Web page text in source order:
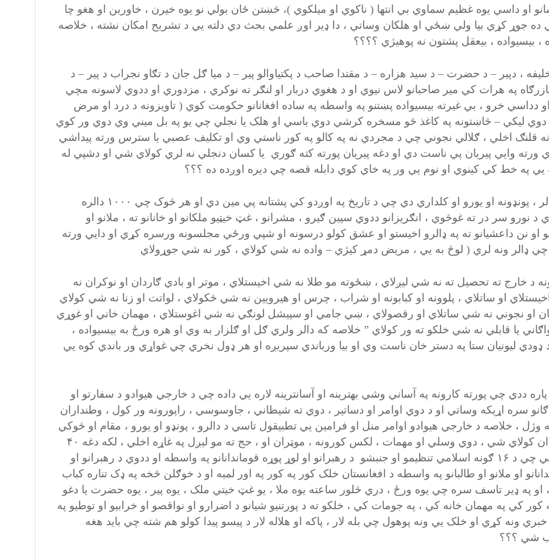
او داسي يوه غظيم سماوي بي انتها ( ناکوي او ميلکوي )، څښتن ځان بولي نو يوه خيرن ، خاورين او هغو چا
ده جوړ کړي بيا ولي ښځي او هلکان وساتي ، دا ډير اوږ علمي بحث دي دلته يي د تشريح امکان نشته ، خلاصه
، بيسيواده ، بيعقل پشتون نه پوهيژي ؟؟؟؟
، دپير – د حضرت – د سيد هزاره – د مقتدا صاحب د پکتياوالو پير – د ميا ګل جان د تګاو نجراب د پير – د
په هرات کي مير صاحبانو لاس نيوي او د هغوي دربار او لنګر ته نوکري ، مزدوري او ددوي لاسونه مچي
دداسي خرو ، بي غيرته بيسيواده پښتنو په واسطه په ساده افغانانو حکومت کوي ( تاويزونه د درد او مرض
دوي ليکي – څاښتونه په کاغذ څو مسخره کرشي دوي باسي او هلک يا نجلي چي يو په بل ميني وي دوي ور کوي
قلنګ اخلي ، ګلالي نجوني چي د مجردي نه په کالو په کور ناستي وي او تکليف عصبي يا سترس ورته پيداشي
ورته وايي پيريان پي ناست دي او دغه پيريان پورته کته ګوري يا کسان دنجلي نه لري کولاي شي او دشپي له
يي په خط کي کينوي او نوم يي ور په خاي کوي دابله قصه چي ديره اوږده ده ؟؟؟
۳-. ډالر ، پونډونه او یورو او کلداري دي چي د تاريخ په اوږدو کي پشتانه پي مين دي او هر څوک چي ۱۰۰۰ دالره
د نورو سر در ته غوڅوي ، انګريزانو ددوي سپين ګيرو ، مشرانو ، غټ خيټيو ملکانو او خانانو ته ، ملانو او
او نن داعشيانو ته په ډالرو اخيستو او عشق کولو درسونه او شپي ورځي مجلسونه ورسره کړي او دايي ورته
چي ډالر ونه لري ( لوڅ به يي ، مريض دمړ کيژي – واده نه شي کولاي ، کور نه شي جوړولاي
د خارج ته تحصيل ته نه شي ليږلاي ، ښځوته مو طلا نه شي اخيستلاي ، موتر او بادي ګاردان او نوکران نه
او ساتلاي ، پلوونه او کبابونه او شراب ، چرس او هيرويين نه شي څکولاي ، لواتت او زنا نه شي کولاي
او نجوني نه شي ساتلاي او رقصولاي ، ښي جامي او سپيشل لونګي نه شي اغوستلاي ، مهمان خاني او غوړي
يا قابلي نه شي خلکو ته ور کولاي ” خلاصه که دالر ولري ګل او ګلزار به وي او هره ورځ به بيسيواده ،
ډودي ليونيان ستا په دستر خان ناست وي او بيا ورباندي سپريږه او هر ډول نخري چي غواړي ور باندي کوه يي
پاره ددي چي پورته کارونه په آساني وشي بهترينه او آسانترينه لاره يي داده چي د خارجي هيوادو د سفارتو او
سره اړيکه وساتي او د دوي اوامر او دساتير ، دوي ته شيطاني ، جاوسوسي ، راپورونه ور کول ، وطنداران
وژل ، خلاصه د خارجي هيوادو اوامر منل او فرامين يي تطبيقول تاسي د دالرو ، پونډو او يورو ، مقام او څوکي
خاوندان کولاي شي ، دوي وسلي او مهمات ، لکس کورونه ، موټران او ، حج ته مو ليږل په غاړه اخلي ، لکه دغه ۴۰
کاله يي چي د ۱۶ ګونه اسلامي تنظيمو او جنبشو د رهبرانو او لوړ پوړه قوماندانانو په واسطه او ددوي د رهبرانو او
او ملانو او طالبانو په واسطه د افغانستان خلک کور په کور په اور لمبه او د خوګلن څخه په ډک تناره کباب
او په ډير تاسف سره چي يوه ورځ ، دري څلور ساعته يوه ملا ، يو غټ خيتي ملک ، يوه پير ، يوه حضرت يا دغو
کور کي په مهمان خانه کي ، په جومات کي ، خلکو ته د پورتنيو شيانو د اضرارو او نواقصو او خرابيو او توطيو په
ونه کړي او خلک يي ونه پوهول چي بله لار ، پاکه او هلاله لار د پيسو پيدا کولو هم شته چي بايد هغه
شي ؟؟؟